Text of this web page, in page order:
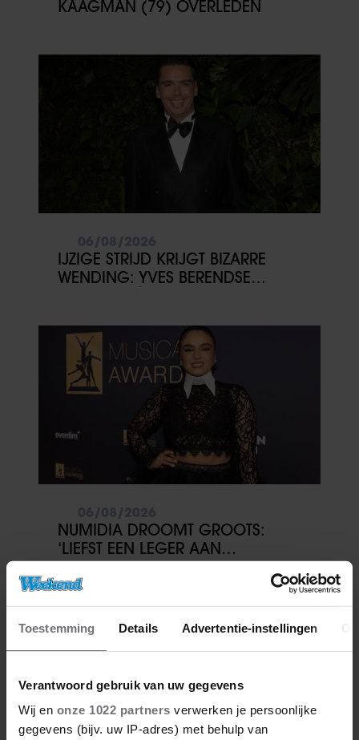
Toestemming Details Advertentie-instellingen
Verantwoord gebruik van uw gegevens
Wij en onze 1022 partners verwerken je persoonlijke
gegevens (bijv. uw IP-adres) met behulp van
KAAGMAN (79) OVERLEDEN
IJZIGE STRIJD KRIJGT BIZARRE
WENDING: YVES BERENDSE
NUMIDIA DROOMT GROOTS:
‘LIEFST EEN LEGER AAN
KINDEREN’